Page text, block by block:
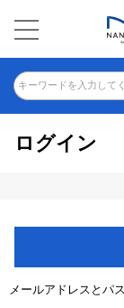
キーワードを入力して
ログイン
メールアドレスとパ